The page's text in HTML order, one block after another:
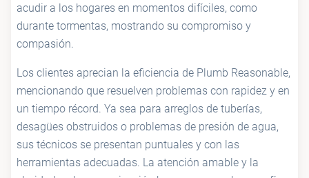
acudir a los hogares en momentos difíciles, como
durante tormentas, mostrando su compromiso y
compasión.
Los clientes aprecian la eficiencia de Plumb Reasonable,
mencionando que resuelven problemas con rapidez y en
un tiempo récord. Ya sea para arreglos de tuberías,
desagües obstruidos o problemas de presión de agua,
sus técnicos se presentan puntuales y con las
herramientas adecuadas. La atención amable y la